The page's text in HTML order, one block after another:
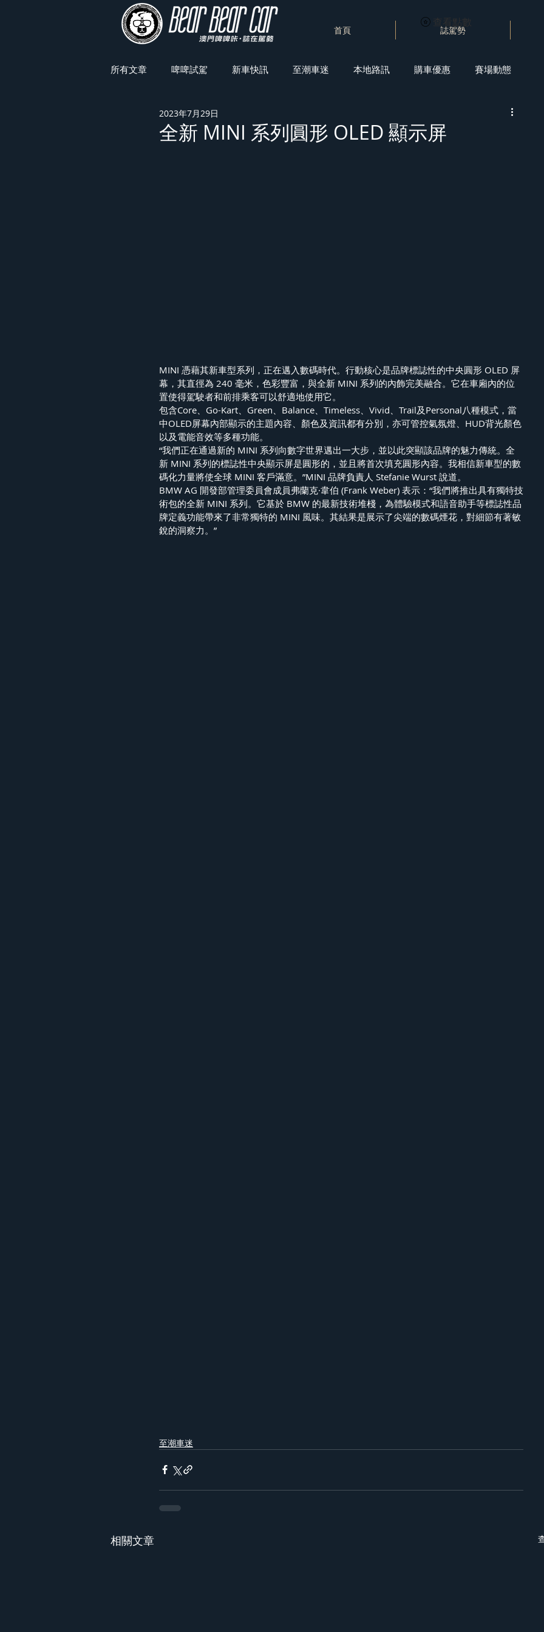
首頁 誌駕勢
查看點數
所有文章 啤啤試駕 新車快訊 至潮車迷 本地路訊 購車優惠 賽場動態
車展焦點
全新 MINI 系列圓形 OLED 顯示屏
2023年7月29日
MINI 憑藉其新車型系列，正在邁入數碼時代。行動核心是品牌標誌性的中央圓形 OLED 屏
幕，其直徑為 240 毫米，色彩豐富，與全新 MINI 系列的內飾完美融合。它在車廂內的位
置使得駕駛者和前排乘客可以舒適地使用它。
包含Core、Go-Kart、Green、Balance、Timeless、Vivid、Trail及Personal八種模式，當
中OLED屏幕內部顯示的主題內容、顏色及資訊都有分別，亦可管控氣氛燈、HUD背光顏色
以及電能音效等多種功能。
“我們正在通過新的 MINI 系列向數字世界邁出一大步，並以此突顯該品牌的魅力傳統。全
新 MINI 系列的標誌性中央顯示屏是圓形的，並且將首次填充圓形內容。我相信新車型的數
碼化力量將使全球 MINI 客戶滿意。”MINI 品牌負責人 Stefanie Wurst 說道。
BMW AG 開發部管理委員會成員弗蘭克·韋伯 (Frank Weber) 表示：“我們將推出具有獨特技
術包的全新 MINI 系列。它基於 BMW 的最新技術堆棧，為體驗模式和語音助手等標誌性品
牌定義功能帶來了非常獨特的 MINI 風味。其結果是展示了尖端的數碼煙花，對細節有著敏
銳的洞察力。”
至潮車迷
相關文章